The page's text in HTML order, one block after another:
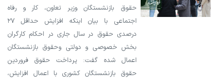
حقوق بازنشستگان وزیر تعاون، کار و رفاه
اجتماعی با بیان اینکه افزایش حداقل ۲۷
درصدی حقوق در سال جاری در احکام کارگران
بخش خصوصی و دولتی وحقوق بازنشستگان
اعمال شده گفت: پرداخت حقوق فروردین
حقوق بازنشستگان کشوری با اعمال افزایش،